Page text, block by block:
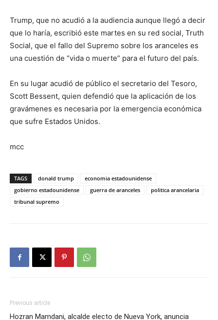
Trump, que no acudió a la audiencia aunque llegó a decir
que lo haría, escribió este martes en su red social, Truth
Social, que el fallo del Supremo sobre los aranceles es
una cuestión de “vida o muerte” para el futuro del país.
En su lugar acudió de público el secretario del Tesoro,
Scott Bessent, quien defendió que la aplicación de los
gravámenes es necesaria por la emergencia económica
que sufre Estados Unidos.
mcc
TAGS donald trump
economia estadounidense
gobierno estadounidense
guerra de aranceles
politica arancelaria
tribunal supremo
Previous article
Hozran Mamdani, alcalde electo de Nueva York, anuncia